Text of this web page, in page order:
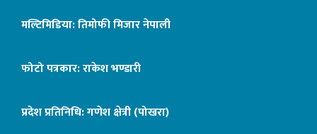
मल्टिमिडिया: तिमोफी मिजार नेपाली
फोटो पत्रकार: राकेश भण्डारी
प्रदेश प्रतिनिधि: गणेश क्षेत्री (पोखरा)